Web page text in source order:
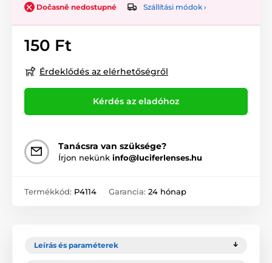
Dočasně nedostupné Szállítási módok ›
150 Ft
Érdeklődés az elérhetőségről
Kérdés az eladóhoz
Tanácsra van szüksége?
Írjon nekünk info@luciferlenses.hu
Termékkód: P4114 Garancia: 24 hónap
Leírás és paraméterek